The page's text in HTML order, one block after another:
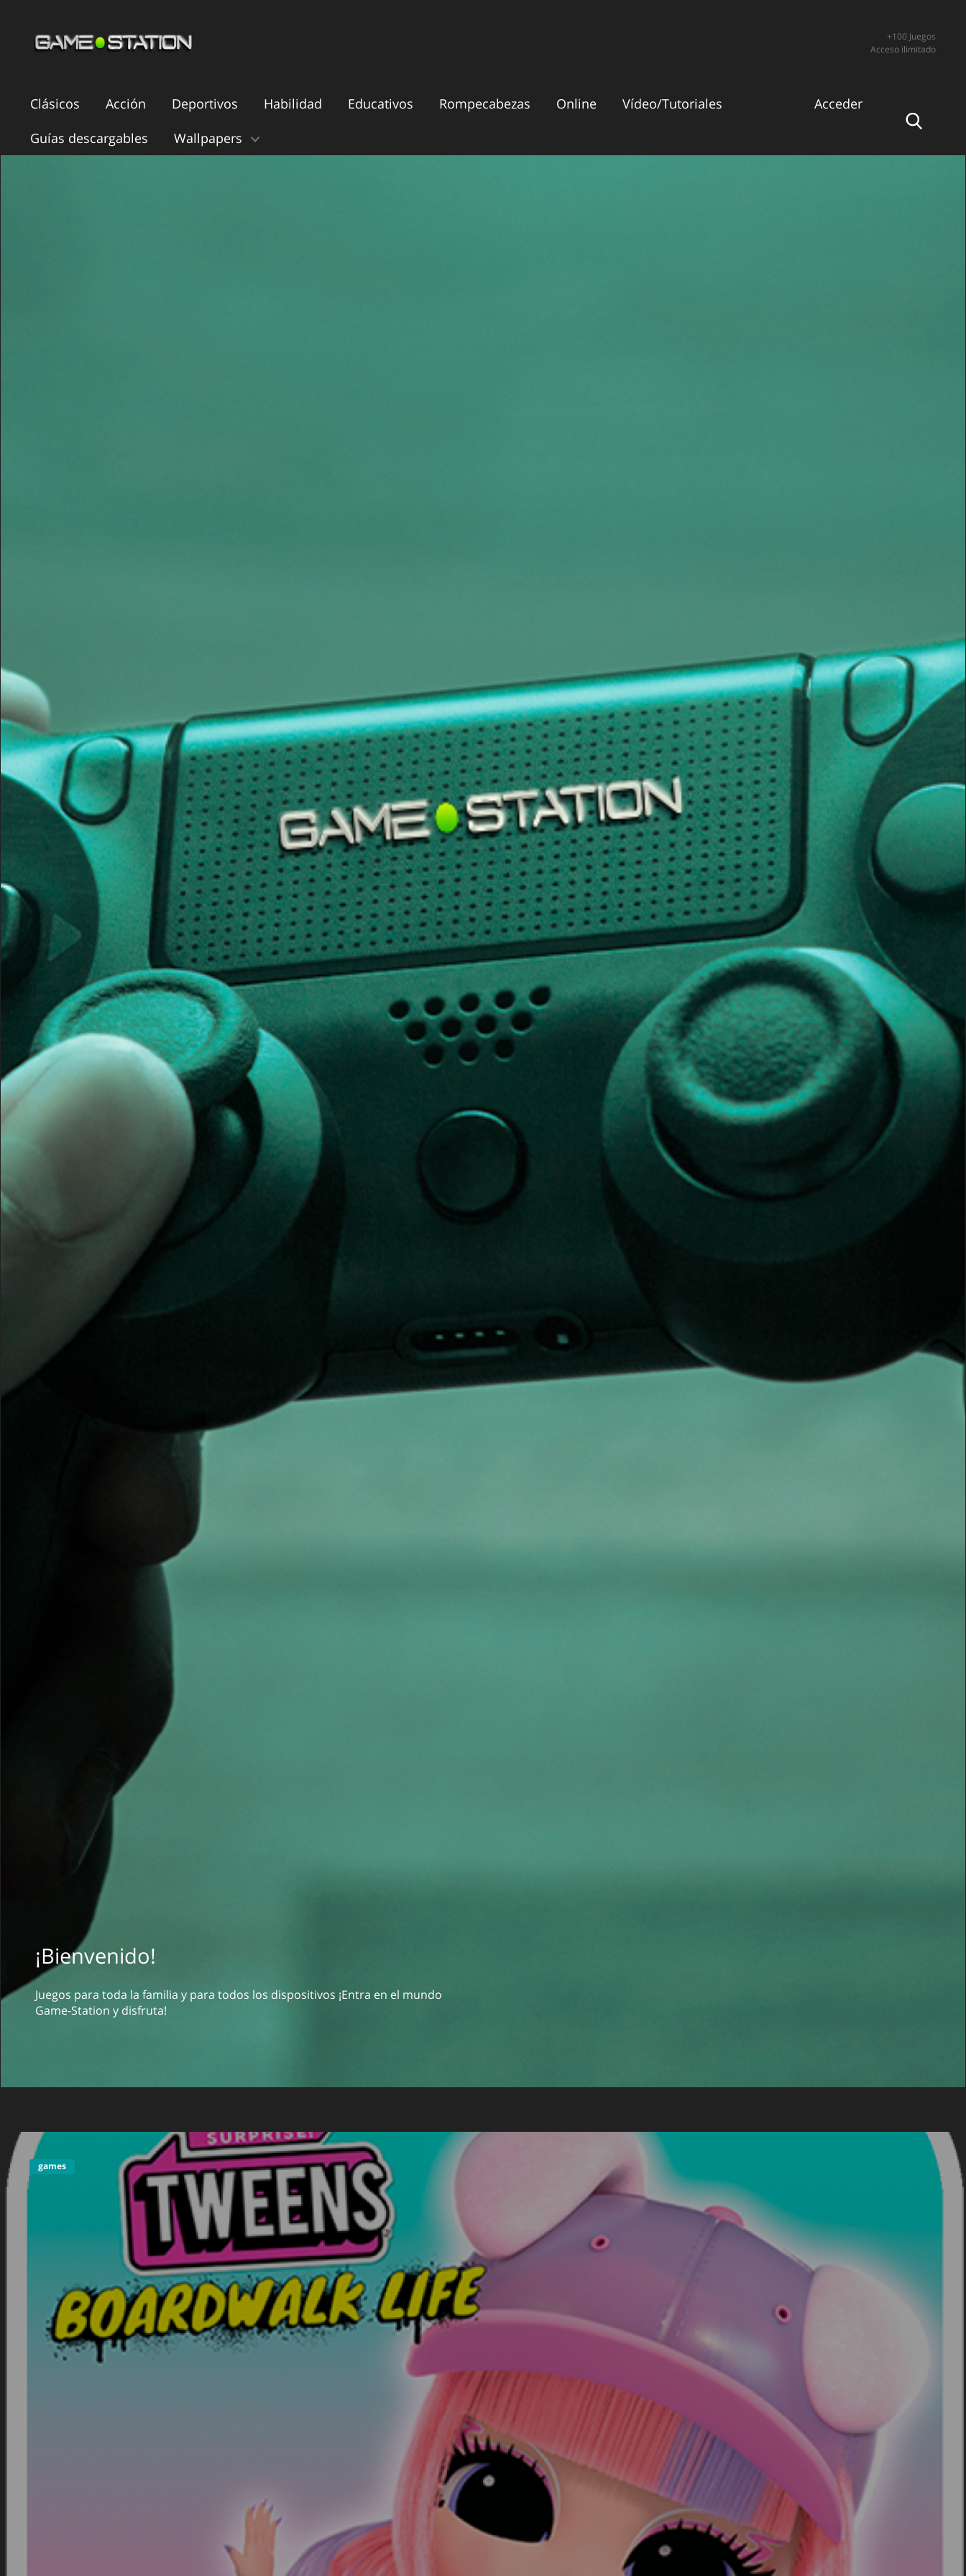
+100 Juegos
Acceso ilimitado
Clásicos Acción Deportivos Habilidad Educativos Rompecabezas Online
Vídeo/Tutoriales
Guías descargables
Wallpapers
Acceder
¡Bienvenido!
Juegos para toda la familia y para todos los dispositivos ¡Entra en el mundo
Game-Station y disfruta!
games